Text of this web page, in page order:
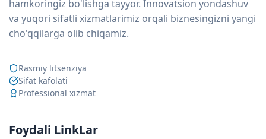
hamkoringiz bo'lishga tayyor. Innovatsion yondashuv
va yuqori sifatli xizmatlarimiz orqali biznesingizni yangi
cho'qqilarga olib chiqamiz.
Rasmiy litsenziya
Sifat kafolati
Professional xizmat
Foydali LinkLar